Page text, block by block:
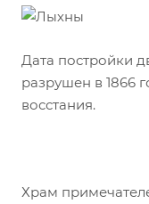
Дата постройки
разрушен в 1866
восстания.
Храм